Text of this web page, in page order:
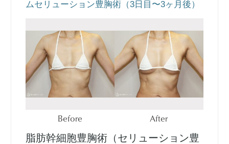
ムセリューション豊胸術（3日目〜3ヶ月後）
Before After
脂肪幹細胞豊胸術（セリューション豊